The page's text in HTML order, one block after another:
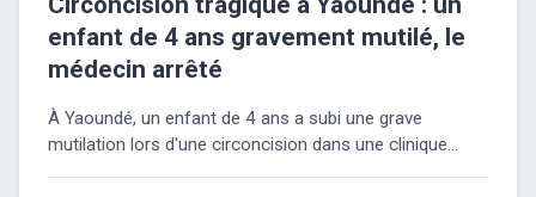
enfant de 4 ans gravement mutilé, le
médecin arrêté
À Yaoundé, un enfant de 4 ans a subi une grave
mutilation lors d'une circoncision dans une clinique...